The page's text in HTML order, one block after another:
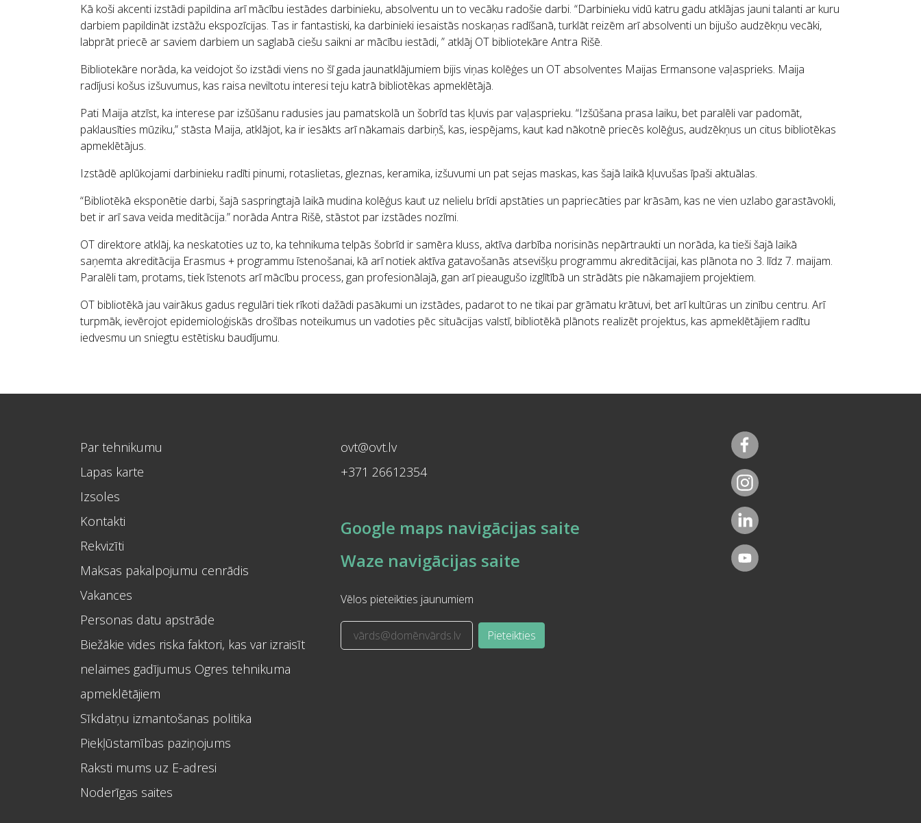
Kā koši akcenti izstādi papildina arī mācību iestādes darbinieku, absolventu un to vecāku radošie darbi. “Darbinieku vidū katru gadu atklājas jauni talanti ar kuru
darbiem papildināt izstāžu ekspozīcijas. Tas ir fantastiski, ka darbinieki iesaistās noskaņas radīšanā, turklāt reizēm arī absolventi un bijušo audzēkņu vecāki,
labprāt priecē ar saviem darbiem un saglabā ciešu saikni ar mācību iestādi, ” atklāj OT bibliotekāre Antra Rišē.
Bibliotekāre norāda, ka veidojot šo izstādi viens no šī gada jaunatklājumiem bijis viņas kolēģes un OT absolventes Maijas Ermansone vaļasprieks. Maija
radījusi košus izšuvumus, kas raisa neviltotu interesi teju katrā bibliotēkas apmeklētājā.
Pati Maija atzīst, ka interese par izšūšanu radusies jau pamatskolā un šobrīd tas kļuvis par vaļasprieku. “Izšūšana prasa laiku, bet paralēli var padomāt,
paklausīties mūziku,” stāsta Maija, atklājot, ka ir iesākts arī nākamais darbiņš, kas, iespējams, kaut kad nākotnē priecēs kolēģus, audzēkņus un citus bibliotēkas
apmeklētājus.
Izstādē aplūkojami darbinieku radīti pinumi, rotaslietas, gleznas, keramika, izšuvumi un pat sejas maskas, kas šajā laikā kļuvušas īpaši aktuālas.
“Bibliotēkā eksponētie darbi, šajā saspringtajā laikā mudina kolēģus kaut uz nelielu brīdi apstāties un papriecāties par krāsām, kas ne vien uzlabo garastāvokli,
bet ir arī sava veida meditācija.” norāda Antra Rišē, stāstot par izstādes nozīmi.
OT direktore atklāj, ka neskatoties uz to, ka tehnikuma telpās šobrīd ir samēra kluss, aktīva darbība norisinās nepārtraukti un norāda, ka tieši šajā laikā
saņemta akreditācija Erasmus + programmu īstenošanai, kā arī notiek aktīva gatavošanās atsevišķu programmu akreditācijai, kas plānota no 3. līdz 7. maijam.
Paralēli tam, protams, tiek īstenots arī mācību process, gan profesionālajā, gan arī pieaugušo izglītībā un strādāts pie nākamajiem projektiem.
OT bibliotēkā jau vairākus gadus regulāri tiek rīkoti dažādi pasākumi un izstādes, padarot to ne tikai par grāmatu krātuvi, bet arī kultūras un zinību centru. Arī
turpmāk, ievērojot epidemioloģiskās drošības noteikumus un vadoties pēc situācijas valstī, bibliotēkā plānots realizēt projektus, kas apmeklētājiem radītu
iedvesmu un sniegtu estētisku baudījumu.
Par tehnikumu
Lapas karte
Izsoles
Kontakti
Rekvizīti
Maksas pakalpojumu cenrādis
Vakances
Personas datu apstrāde
Biežākie vides riska faktori, kas var izraisīt
nelaimes gadījumus Ogres tehnikuma
apmeklētājiem
Sīkdatņu izmantošanas politika
Piekļūstamības paziņojums
Raksti mums uz E-adresi
Noderīgas saites
ovt@ovt.lv
+371 26612354
Google maps navigācijas saite
Waze navigācijas saite
Vēlos pieteikties jaunumiem
Pieteikties